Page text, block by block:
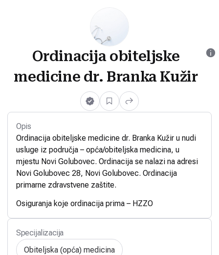
Ordinacija obiteljske
medicine dr. Branka Kužir
Opis
Ordinacija obiteljske medicine dr. Branka Kužir u nudi
usluge iz područja – opća/obiteljska medicina, u
mjestu Novi Golubovec. Ordinacija se nalazi na adresi
Novi Golubovec 28, Novi Golubovec. Ordinacija
primarne zdravstvene zaštite.
Osiguranja koje ordinacija prima – HZZO
Specijalizacija
Obiteljska (opća) medicina